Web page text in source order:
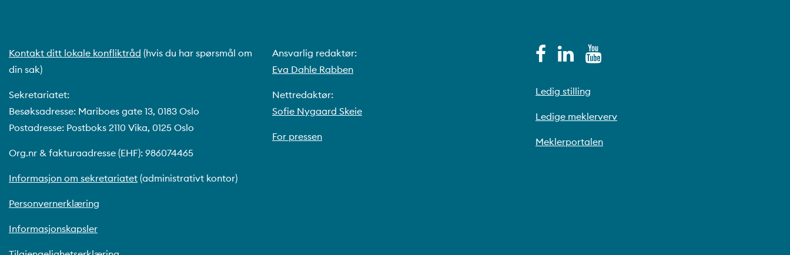
Kontakt ditt lokale konfliktråd (hvis du har spørsmål om
din sak)
Sekretariatet:
Besøksadresse: Mariboes gate 13, 0183 Oslo
Postadresse: Postboks 2110 Vika, 0125 Oslo
Org.nr & fakturaadresse (EHF): 986074465
Informasjon om sekretariatet (administrativt kontor)
Personvernerklæring
Informasjonskapsler
Ansvarlig redaktør:
Eva Dahle Rabben
Nettredaktør:
Sofie Nygaard Skeie
For pressen
Ledig stilling
Ledige meklerverv
Meklerportalen